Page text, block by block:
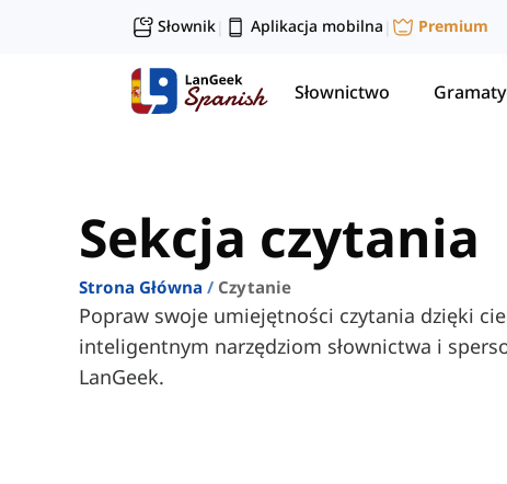
Słownik| Aplikacja mobilna | Premium
Słownictwo
Sekcja czytania
Strona Główna Czytanie
Popraw swoje umiejętności czytania dzięki
inteligentnym narzędziom słownictwa i
LanGeek.